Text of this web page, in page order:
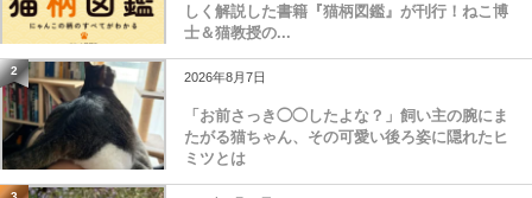
しく解説した書籍『猫柄図鑑』が刊行！ねこ博
士＆猫教授の...
2 2026年8月7日
「お前さっき◯◯したよな？」飼い主の腕にま
たがる猫ちゃん、その可愛い後ろ姿に隠れたヒ
ミツとは